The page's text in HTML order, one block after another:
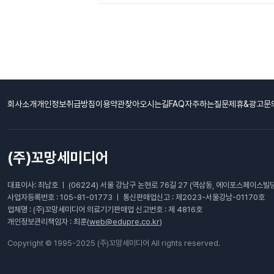
회사소개개인정보취급방침이용약관찾아오시는길FAQ자주하는질문제휴&광고문
(주)꼬망세미디어
대표이사: 최남호 ㅣ (06224) 서울 강남구 논현로 76길 27 (역삼동, 에이포스페이스빌
사업자등록번호 : 105-81-01773 ㅣ 통신판매업신고 : 제2023-서울강남-01170호
업체명 : (주)꼬망세미디어 의료기기판매업 신고번호 : 제 4816호
개인정보관리책임자 : 최훈(web@edupre.co.kr)
Copyright © 1995-2025 (주)꼬망세미디어 All rights reserved.